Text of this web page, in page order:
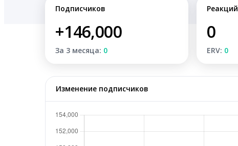
Подписчиков
+146,000
За 3 месяца: 0
Реакций
0
ERV: 0
Изменение подписчиков